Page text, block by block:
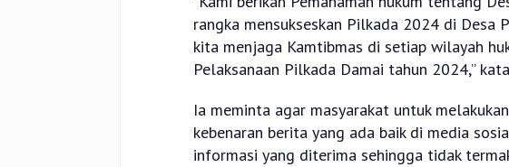
rangka mensukseskan Pilkada 2024 di Desa
kita menjaga Kamtibmas di setiap wilayah
Pelaksanaan Pilkada Damai tahun 2024,”
Ia meminta agar masyarakat untuk
kebenaran berita yang ada baik di media
informasi yang diterima sehingga tidak